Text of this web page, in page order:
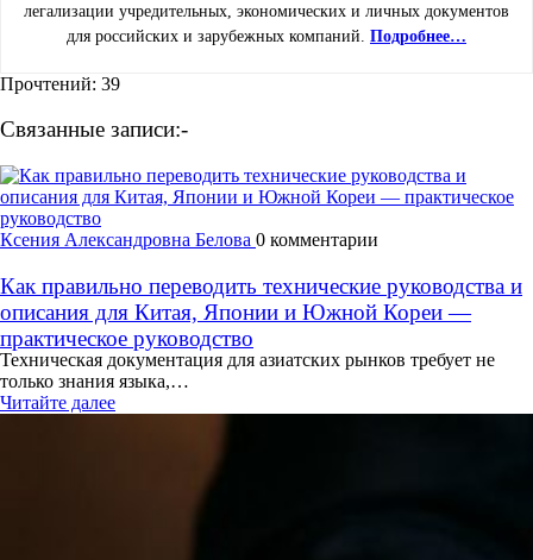
легализации учредительных, экономических и личных документов
для российских и зарубежных компаний. Подробнее…
Прочтений: 39
Связанные записи:-
Ксения Александровна Белова 0 комментарии
Как правильно переводить технические руководства и
описания для Китая, Японии и Южной Кореи —
практическое руководство
Техническая документация для азиатских рынков требует не
только знания языка,…
Читайте далее